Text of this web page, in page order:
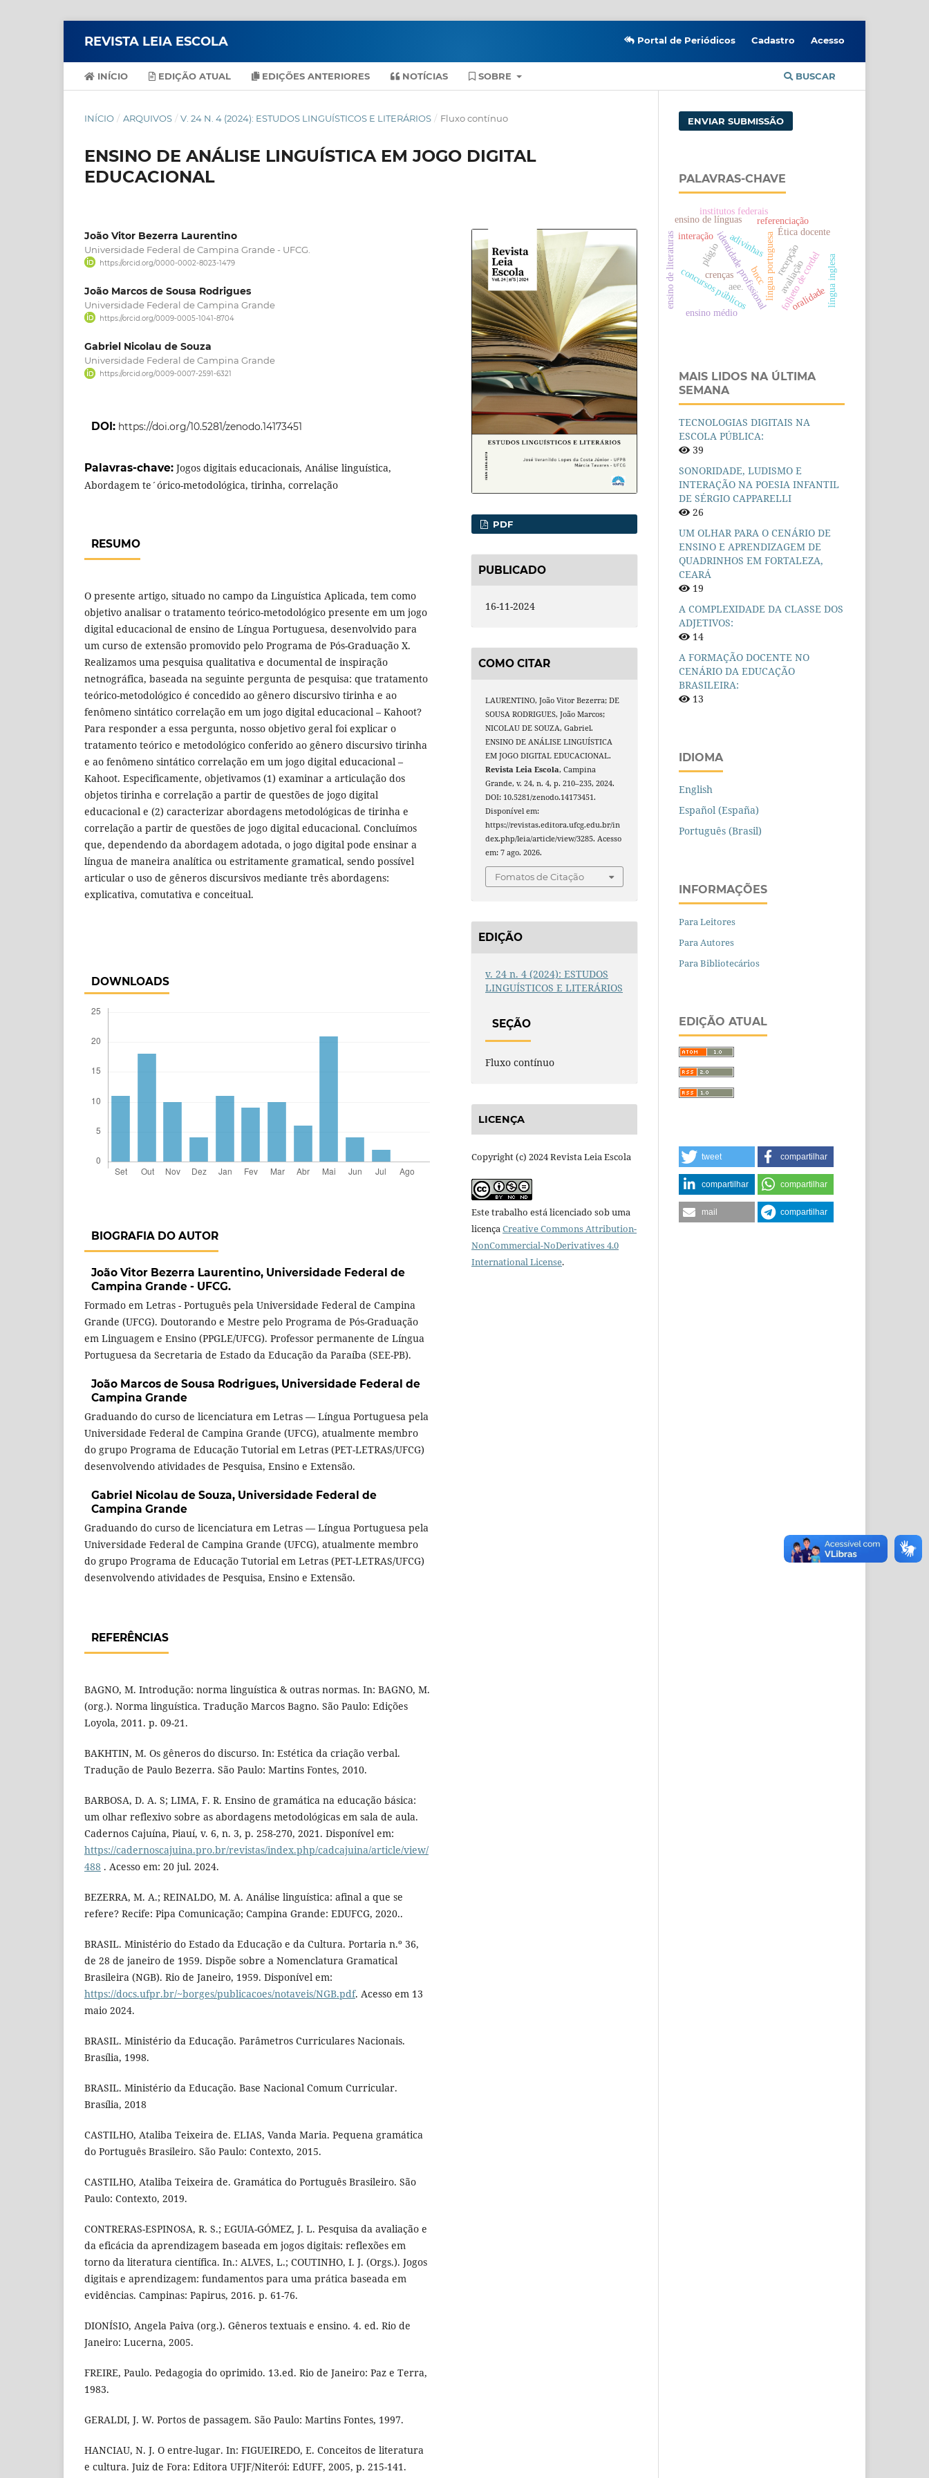
REVISTA LEIA ESCOLA
INÍCIO EDIÇÃO ATUAL EDIÇÕES ANTERIORES NOTÍCIAS SOBRE BUSCAR
Portal de Periódicos Cadastro Acesso
INÍCIO / ARQUIVOS / V. 24 N. 4 (2024): ESTUDOS LINGUÍSTICOS E LITERÁRIOS / Fluxo contínuo
ENSINO DE ANÁLISE LINGUÍSTICA EM JOGO DIGITAL
EDUCACIONAL
João Vitor Bezerra Laurentino
Universidade Federal de Campina Grande - UFCG.
https://orcid.org/0000-0002-8023-1479
João Marcos de Sousa Rodrigues
Universidade Federal de Campina Grande
https://orcid.org/0009-0005-1041-8704
Gabriel Nicolau de Souza
Universidade Federal de Campina Grande
https://orcid.org/0009-0007-2591-6321
DOI: https://doi.org/10.5281/zenodo.14173451
Palavras-chave: Jogos digitais educacionais, Análise linguística,
Abordagem te´órico-metodológica, tirinha, correlação
RESUMO
O presente artigo, situado no campo da Linguística Aplicada, tem como
objetivo analisar o tratamento teórico-metodológico presente em um jogo
digital educacional de ensino de Língua Portuguesa, desenvolvido para
um curso de extensão promovido pelo Programa de Pós-Graduação X.
Realizamos uma pesquisa qualitativa e documental de inspiração
netnográfica, baseada na seguinte pergunta de pesquisa: que tratamento
teórico-metodológico é concedido ao gênero discursivo tirinha e ao
fenômeno sintático correlação em um jogo digital educacional – Kahoot?
Para responder a essa pergunta, nosso objetivo geral foi explicar o
tratamento teórico e metodológico conferido ao gênero discursivo tirinha
e ao fenômeno sintático correlação em um jogo digital educacional –
Kahoot. Especificamente, objetivamos (1) examinar a articulação dos
objetos tirinha e correlação a partir de questões de jogo digital
educacional e (2) caracterizar abordagens metodológicas de tirinha e
correlação a partir de questões de jogo digital educacional. Concluímos
que, dependendo da abordagem adotada, o jogo digital pode ensinar a
língua de maneira analítica ou estritamente gramatical, sendo possível
articular o uso de gêneros discursivos mediante três abordagens:
explicativa, comutativa e conceitual.
DOWNLOADS
BIOGRAFIA DO AUTOR
João Vitor Bezerra Laurentino, Universidade Federal de
Campina Grande - UFCG.
Formado em Letras - Português pela Universidade Federal de Campina
Grande (UFCG). Doutorando e Mestre pelo Programa de Pós-Graduação
em Linguagem e Ensino (PPGLE/UFCG). Professor permanente de Língua
Portuguesa da Secretaria de Estado da Educação da Paraíba (SEE-PB).
João Marcos de Sousa Rodrigues, Universidade Federal de
Campina Grande
Graduando do curso de licenciatura em Letras — Língua Portuguesa pela
Universidade Federal de Campina Grande (UFCG), atualmente membro
do grupo Programa de Educação Tutorial em Letras (PET-LETRAS/UFCG)
desenvolvendo atividades de Pesquisa, Ensino e Extensão.
Gabriel Nicolau de Souza, Universidade Federal de
Campina Grande
Graduando do curso de licenciatura em Letras — Língua Portuguesa pela
Universidade Federal de Campina Grande (UFCG), atualmente membro
do grupo Programa de Educação Tutorial em Letras (PET-LETRAS/UFCG)
desenvolvendo atividades de Pesquisa, Ensino e Extensão.
REFERÊNCIAS
BAGNO, M. Introdução: norma linguística & outras normas. In: BAGNO, M.
(org.). Norma linguística. Tradução Marcos Bagno. São Paulo: Edições
Loyola, 2011. p. 09-21.
BAKHTIN, M. Os gêneros do discurso. In: Estética da criação verbal.
Tradução de Paulo Bezerra. São Paulo: Martins Fontes, 2010.
BARBOSA, D. A. S; LIMA, F. R. Ensino de gramática na educação básica:
um olhar reflexivo sobre as abordagens metodológicas em sala de aula.
Cadernos Cajuína, Piauí, v. 6, n. 3, p. 258-270, 2021. Disponível em:
https://cadernoscajuina.pro.br/revistas/index.php/cadcajuina/article/view/
488 . Acesso em: 20 jul. 2024.
BEZERRA, M. A.; REINALDO, M. A. Análise linguística: afinal a que se
refere? Recife: Pipa Comunicação; Campina Grande: EDUFCG, 2020..
BRASIL. Ministério do Estado da Educação e da Cultura. Portaria n.º 36,
de 28 de janeiro de 1959. Dispõe sobre a Nomenclatura Gramatical
Brasileira (NGB). Rio de Janeiro, 1959. Disponível em:
https://docs.ufpr.br/~borges/publicacoes/notaveis/NGB.pdf. Acesso em 13
maio 2024.
BRASIL. Ministério da Educação. Parâmetros Curriculares Nacionais.
Brasília, 1998.
BRASIL. Ministério da Educação. Base Nacional Comum Curricular.
Brasília, 2018
CASTILHO, Ataliba Teixeira de. ELIAS, Vanda Maria. Pequena gramática
do Português Brasileiro. São Paulo: Contexto, 2015.
CASTILHO, Ataliba Teixeira de. Gramática do Português Brasileiro. São
Paulo: Contexto, 2019.
CONTRERAS-ESPINOSA, R. S.; EGUIA-GÓMEZ, J. L. Pesquisa da avaliação e
da eficácia da aprendizagem baseada em jogos digitais: reflexões em
torno da literatura científica. In.: ALVES, L.; COUTINHO, I. J. (Orgs.). Jogos
digitais e aprendizagem: fundamentos para uma prática baseada em
evidências. Campinas: Papirus, 2016. p. 61-76.
DIONÍSIO, Angela Paiva (org.). Gêneros textuais e ensino. 4. ed. Rio de
Janeiro: Lucerna, 2005.
FREIRE, Paulo. Pedagogia do oprimido. 13.ed. Rio de Janeiro: Paz e Terra,
1983.
GERALDI, J. W. Portos de passagem. São Paulo: Martins Fontes, 1997.
HANCIAU, N. J. O entre-lugar. In: FIGUEIREDO, E. Conceitos de literatura
e cultura. Juiz de Fora: Editora UFJF/Niterói: EdUFF, 2005, p. 215-141.
PDF
PUBLICADO
16-11-2024
COMO CITAR
LAURENTINO, João Vitor Bezerra; DE
SOUSA RODRIGUES, João Marcos;
NICOLAU DE SOUZA, Gabriel.
ENSINO DE ANÁLISE LINGUÍSTICA
EM JOGO DIGITAL EDUCACIONAL.
Revista Leia Escola, Campina
Grande, v. 24, n. 4, p. 210–235, 2024.
DOI: 10.5281/zenodo.14173451.
Disponível em:
https://revistas.editora.ufcg.edu.br/in
dex.php/leia/article/view/3285. Acesso
em: 7 ago. 2026.
Fomatos de Citação
EDIÇÃO
v. 24 n. 4 (2024): ESTUDOS
LINGUÍSTICOS E LITERÁRIOS
SEÇÃO
Fluxo contínuo
LICENÇA
Copyright (c) 2024 Revista Leia Escola
Este trabalho está licenciado sob uma
licençaCreative Commons Attribution-
NonCommercial-NoDerivatives 4.0
International License.
ENVIAR SUBMISSÃO
PALAVRAS-CHAVE
identidade profissional
crenças língua portuguesaavaliação
concursos públicos
adivinhas
folheto de cordel
recepção
ensino de línguas
institutos federais
ensino de literaturas oralidadelíngua inglesa
interação
referenciação
ensino médio
bncc
Ética docente
plágio
aee.
MAIS LIDOS NA ÚLTIMA
SEMANA
TECNOLOGIAS DIGITAIS NA
ESCOLA PÚBLICA:
39
SONORIDADE, LUDISMO E
INTERAÇÃO NA POESIA INFANTIL
DE SÉRGIO CAPPARELLI
26
UM OLHAR PARA O CENÁRIO DE
ENSINO E APRENDIZAGEM DE
QUADRINHOS EM FORTALEZA,
CEARÁ
19
A COMPLEXIDADE DA CLASSE DOS
ADJETIVOS:
14
A FORMAÇÃO DOCENTE NO
CENÁRIO DA EDUCAÇÃO
BRASILEIRA:
13
IDIOMA
English
Español (España)
Português (Brasil)
INFORMAÇÕES
Para Leitores
Para Autores
Para Bibliotecários
EDIÇÃO ATUAL
tweet compartilhar
compartilhar compartilhar
mail compartilhar